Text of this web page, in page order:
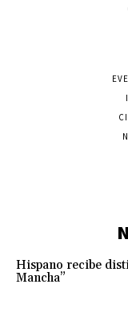
Hispano recibe
Mancha”